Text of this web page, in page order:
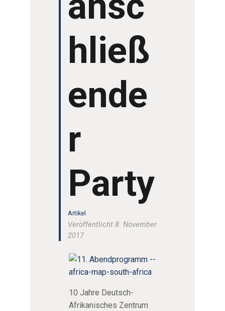
hließ
ende
r
Party
Artikel
Veröffentlicht 8. November
2017
10 Jahre Deutsch-
Afrikanisches Zentrum